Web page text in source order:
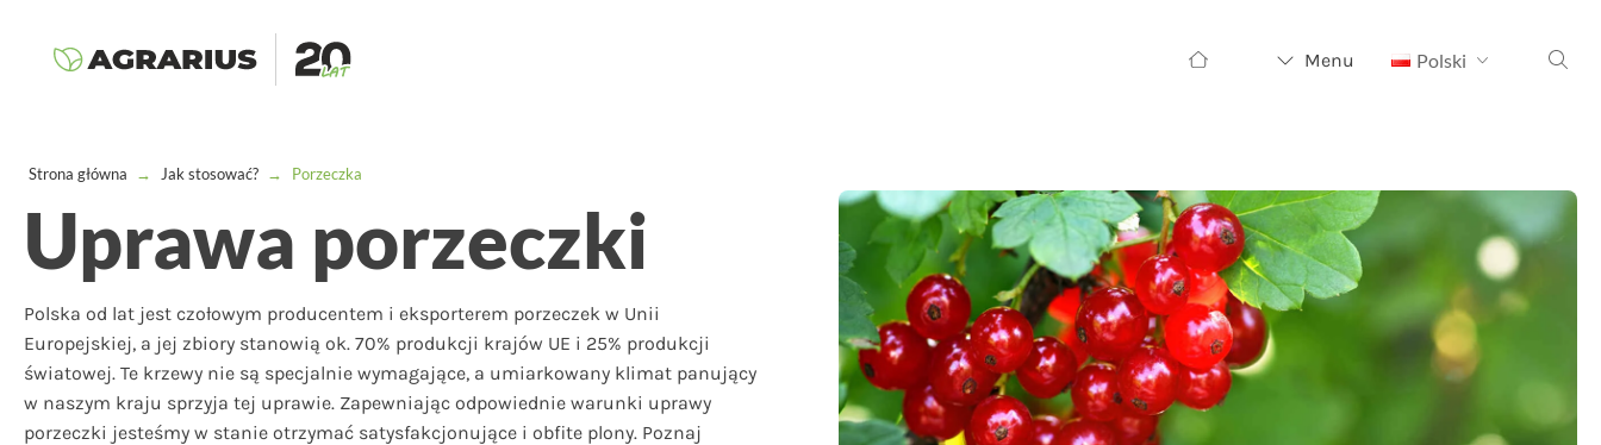
Menu Polski Szukaj:
Strona główna → Jak stosować? → Porzeczka
Uprawa porzeczki
Polska od lat jest czołowym producentem i eksporterem porzeczek w Unii
Europejskiej, a jej zbiory stanowią ok. 70% produkcji krajów UE i 25% produkcji
światowej. Te krzewy nie są specjalnie wymagające, a umiarkowany klimat panujący
w naszym kraju sprzyja tej uprawie. Zapewniając odpowiednie warunki uprawy
porzeczki jesteśmy w stanie otrzymać satysfakcjonujące i obfite plony. Poznaj